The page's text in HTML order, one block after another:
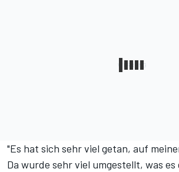
"Es hat sich sehr viel getan, auf
Da wurde sehr viel umgestellt, was